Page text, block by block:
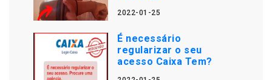
2022-01-25
É necessário
regularizar o seu
acesso Caixa Tem?